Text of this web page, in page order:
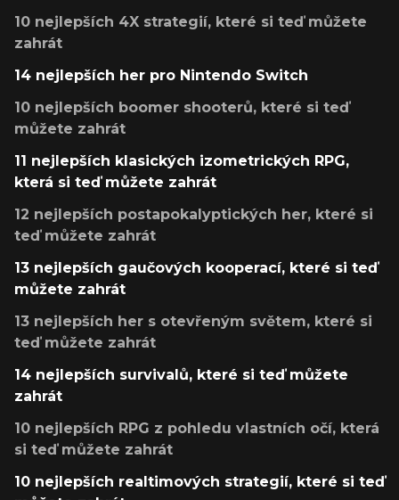
10 nejlepších 4X strategií, které si teď můžete
zahrát
14 nejlepších her pro Nintendo Switch
10 nejlepších boomer shooterů, které si teď
můžete zahrát
11 nejlepších klasických izometrických RPG,
která si teď můžete zahrát
12 nejlepších postapokalyptických her, které si
teď můžete zahrát
13 nejlepších gaučových kooperací, které si teď
můžete zahrát
13 nejlepších her s otevřeným světem, které si
teď můžete zahrát
14 nejlepších survivalů, které si teď můžete
zahrát
10 nejlepších RPG z pohledu vlastních očí, která
si teď můžete zahrát
10 nejlepších realtimových strategií, které si teď